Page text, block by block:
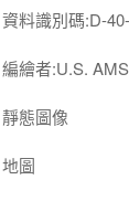
資料識別碼:D-
編繪者:U.S. AMS
靜態圖像
地圖